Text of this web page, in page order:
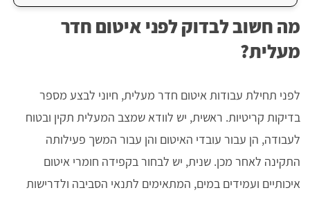
מה חשוב לבדוק לפני איטום חדר
מעלית?
לפני תחילת עבודות איטום חדר מעלית, חיוני לבצע מספר
בדיקות קריטיות. ראשית, יש לוודא שמצב המעלית תקין ובטוח
לעבודה, הן עבור עובדי האיטום והן עבור המשך פעילותה
התקינה לאחר מכן. שנית, יש לבחור בקפידה חומרי איטום
איכותיים ועמידים במים, המתאימים לתנאי הסביבה ולדרישות